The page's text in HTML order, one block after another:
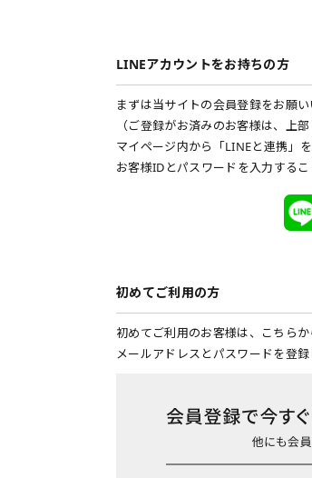
LINEアカウントをお持ちの方
まずは当サイトの会員登録をお願い
（ご登録がお済みのお客様は、上
マイページ内から「LINEと連携」
お客様IDとパスワードを入力する
初めてご利用の方
初めてご利用のお客様は、こちらか
メールアドレスとパスワードを登